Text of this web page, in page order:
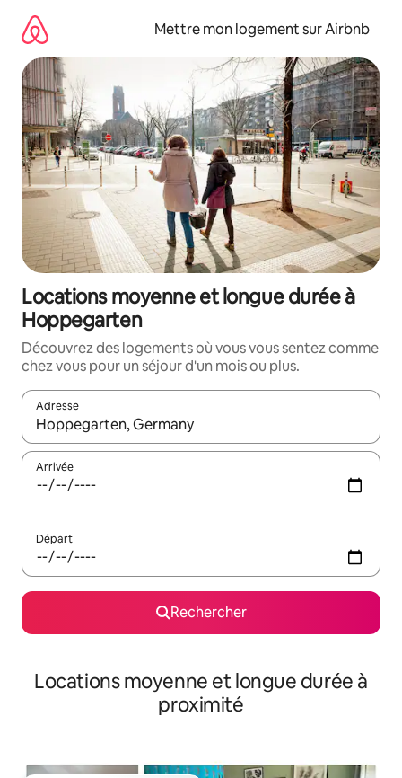
directement
contenu
Mettre mon logement sur Airbnb
Locations moyenne et longue durée à
Hoppegarten
Découvrez des logements où vous vous sentez comme
chez vous pour un séjour d'un mois ou plus.
Adresse
Lorsque les résultats s'affichent, utilisez les flèches vers le
Arrivée
Départ
Rechercher
Locations moyenne et longue durée à
proximité